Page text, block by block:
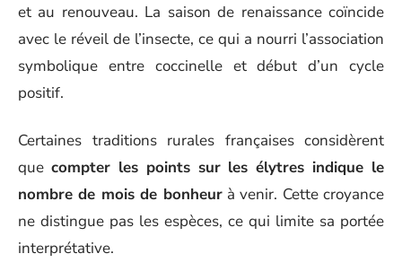
et au renouveau. La saison de renaissance coïncide
avec le réveil de l’insecte, ce qui a nourri l’association
symbolique entre coccinelle et début d’un cycle
positif.
Certaines traditions rurales françaises considèrent
que compter les points sur les élytres indique le
nombre de mois de bonheurà venir. Cette croyance
ne distingue pas les espèces, ce qui limite sa portée
interprétative.